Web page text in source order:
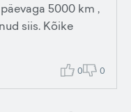
5000 km ,
siis. Kõike
0 0